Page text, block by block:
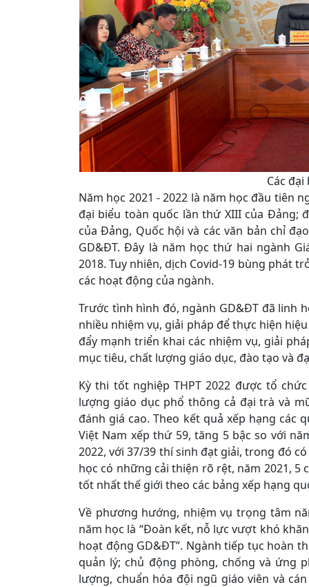
Các
Năm học 2021 - 2022 là năm học đầu tiên
đại biểu toàn quốc lần thứ XIII của Đảng;
của Đảng, Quốc hội và các văn bản chỉ
GD&ĐT. Đây là năm học thứ hai ngành
2018. Tuy nhiên, dịch Covid-19 bùng phát
các hoạt động của ngành.
Trước tình hình đó, ngành GD&ĐT đã linh
nhiều nhiệm vụ, giải pháp để thực hiện
đẩy mạnh triển khai các nhiệm vụ, giải
mục tiêu, chất lượng giáo dục, đào tạo và
Kỳ thi tốt nghiệp THPT 2022 được tổ
lượng giáo dục phổ thông cả đại trà và
đánh giá cao. Theo kết quả xếp hạng các
Việt Nam xếp thứ 59, tăng 5 bậc so với
2022, với 37/39 thí sinh đạt giải, trong đó
học có những cải thiện rõ rệt, năm 2021, 5
tốt nhất thế giới theo các bảng xếp hạng
Về phương hướng, nhiệm vụ trọng tâm
năm học là “Đoàn kết, nỗ lực vượt khó
hoạt động GD&ĐT”. Ngành tiếp tục hoàn
quản lý; chủ động phòng, chống và ứng
lượng, chuẩn hóa đội ngũ giáo viên và